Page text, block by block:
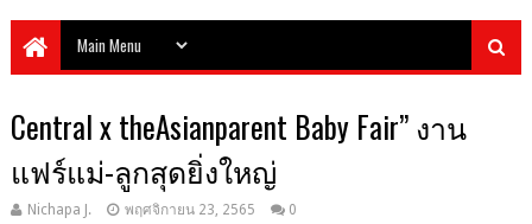
Central x theAsianparent Baby Fair” งาน
แฟร์แม่-ลูกสุดยิ่งใหญ่
Nichapa J. พฤศจิกายน 23, 2565 0